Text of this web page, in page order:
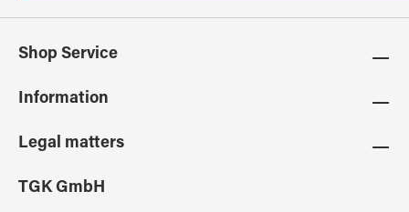
Shop Service
Information
Legal matters
TGK GmbH